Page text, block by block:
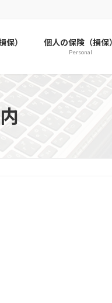
保） 個人の保険（損保
Personal